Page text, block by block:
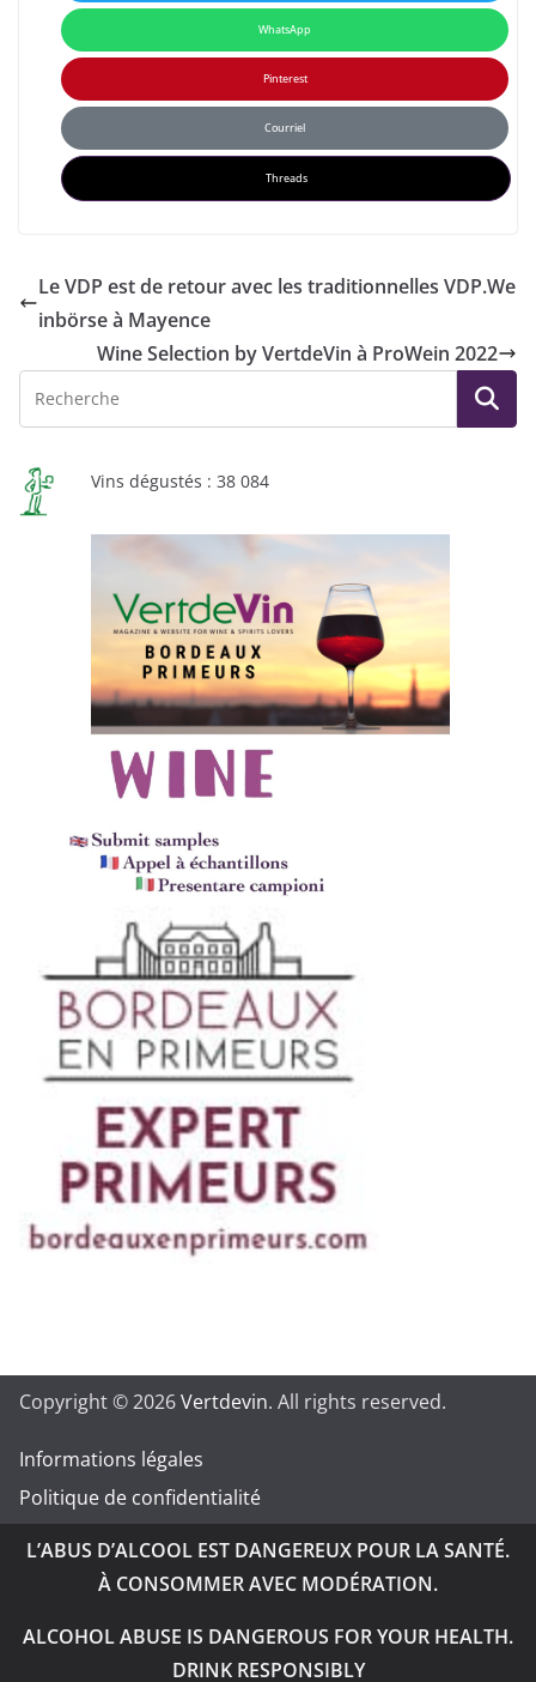
WhatsApp
Pinterest
Courriel
Threads
Le VDP est de retour avec les traditionnelles VDP.We
inbörse à Mayence
Wine Selection by VertdeVin à ProWein 2022
Vins dégustés : 38 084
Copyright © 2026Vertdevin. All rights reserved.
Informations légales
Politique de confidentialité
L’ABUS D’ALCOOL EST DANGEREUX POUR LA SANTÉ.
À CONSOMMER AVEC MODÉRATION.
ALCOHOL ABUSE IS DANGEROUS FOR YOUR HEALTH.
DRINK RESPONSIBLY